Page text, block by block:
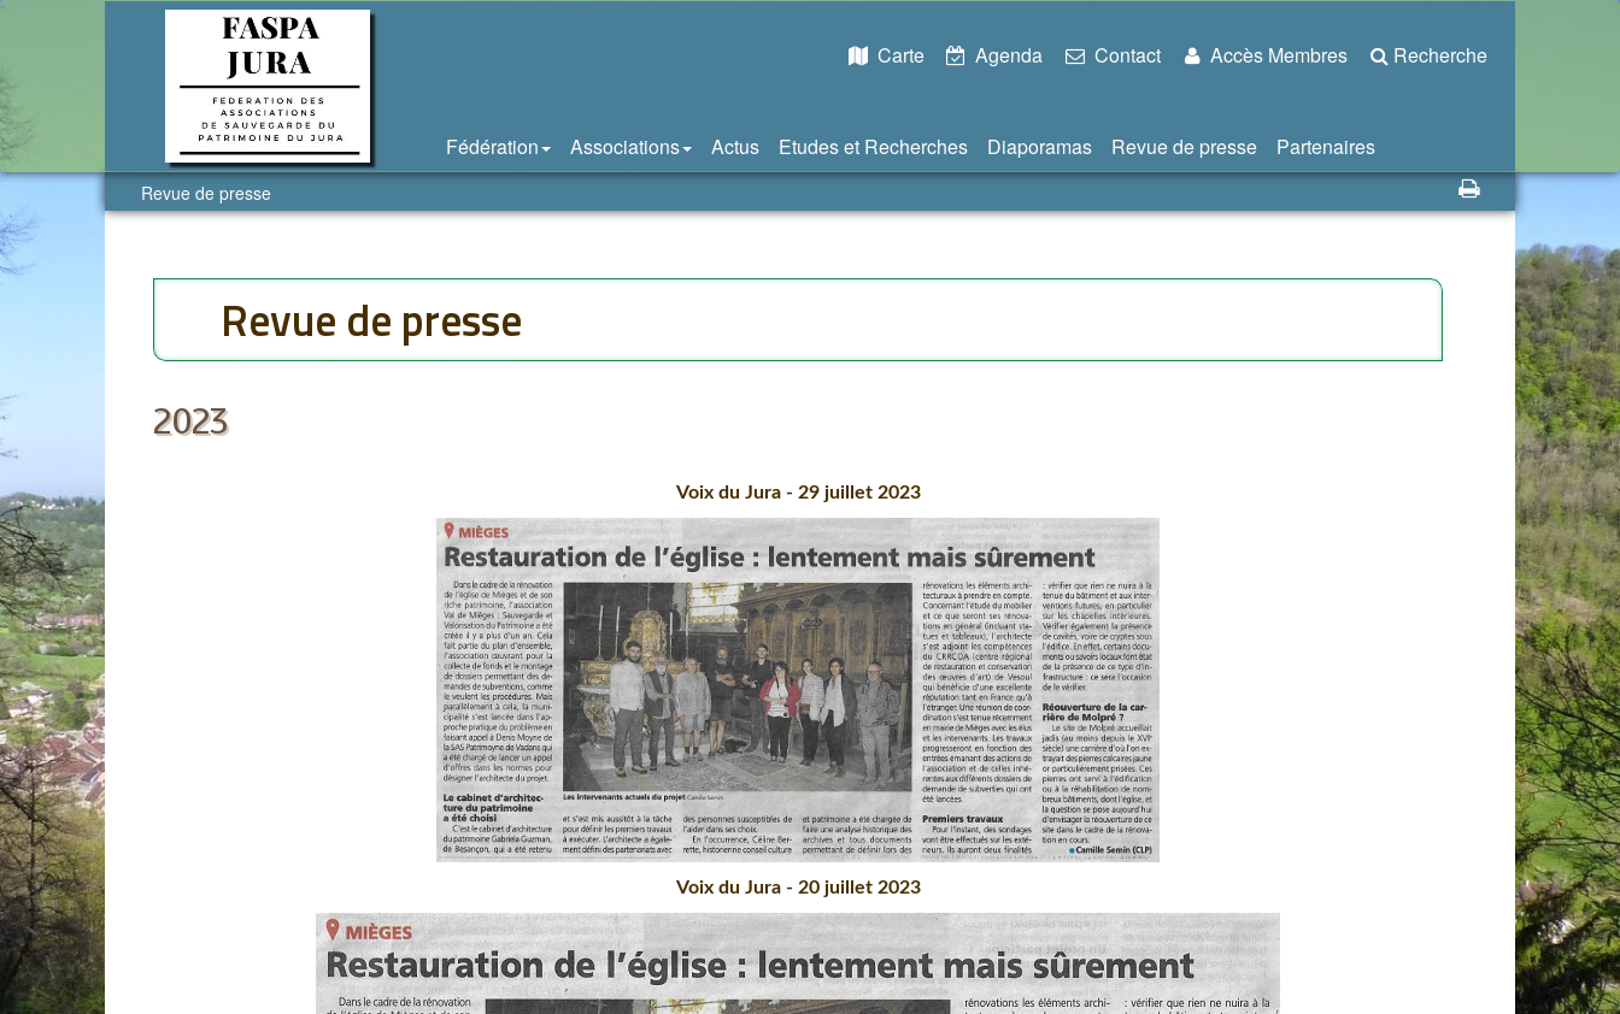
Carte Agenda Contact Accès Membres Recherche
Fédération Associations Actus Etudes et Recherches Diaporamas Revue de presse Partenaires
Revue de presse
Revue de presse
2023
Voix du Jura - 29 juillet 2023
Voix du Jura - 20 juillet 2023